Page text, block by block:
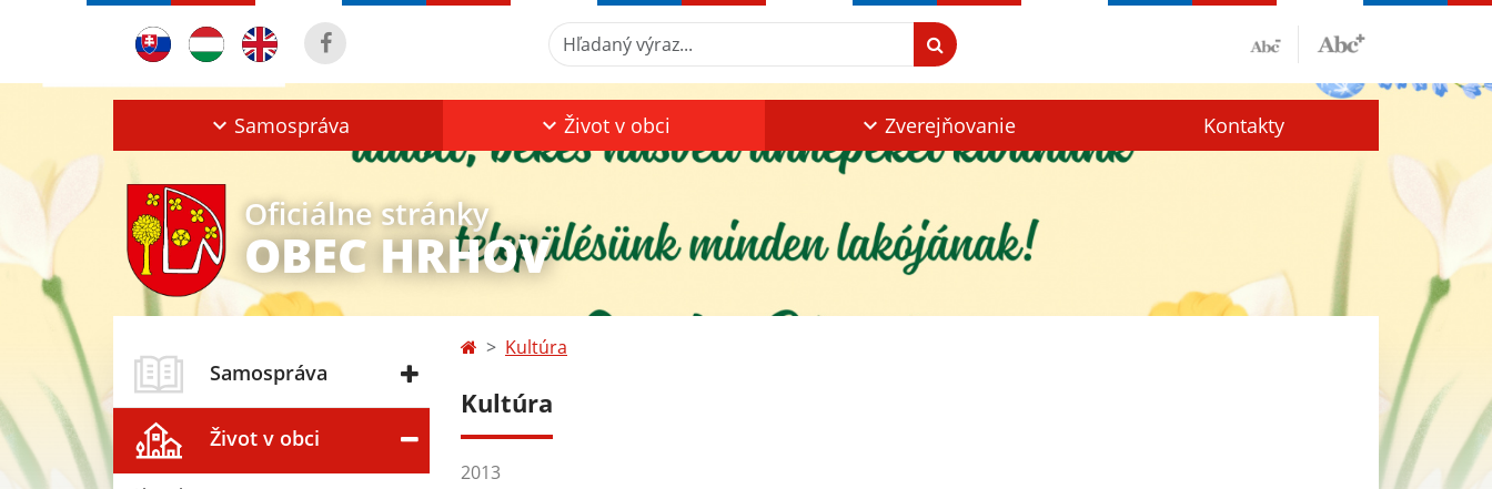
Hľadaný výraz...
Samospráva Život v obci Zverejňovanie Kontakty
Oficiálne stránky
OBEC HRHOV
Samospráva
Život v obci
Kultúra
Kultúra
2013